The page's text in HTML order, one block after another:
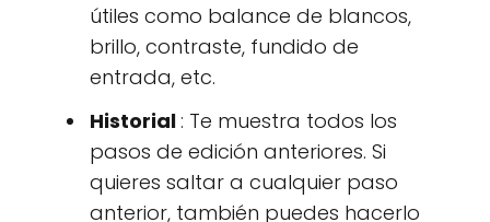
útiles como balance de blancos,
brillo, contraste, fundido de
entrada, etc.
Historial: Te muestra todos los
pasos de edición anteriores. Si
quieres saltar a cualquier paso
anterior, también puedes hacerlo